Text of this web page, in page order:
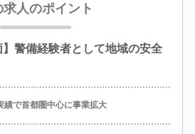
求人のポイント
】警備経験者として地域の安全
績で首都圏中心に事業拡大